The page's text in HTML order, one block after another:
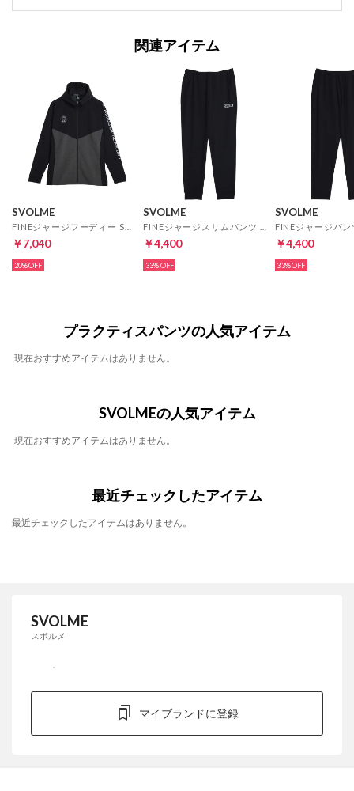
関連アイテム
SVOLME
￥7,040
20%
SVOLME
￥4,400
33%
SVOLME
￥4,400
33%
プラクティスパンツの人気アイテム
現在おすすめアイテムはありません。
SVOLMEの人気アイテム
現在おすすめアイテムはありません。
最近チェックしたアイテム
最近チェックしたアイテムはありません。
SVOLME
スボルメ
マイブランドに登録